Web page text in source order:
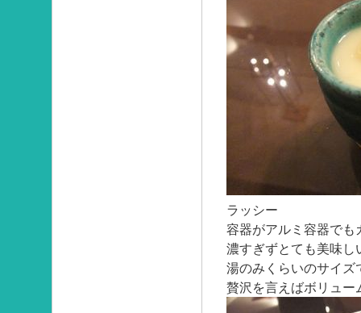
ラッシー
容器がアルミ容器でも
濃すぎずとても美味し
湯のみくらいのサイズ
贅沢を言えばボリュー